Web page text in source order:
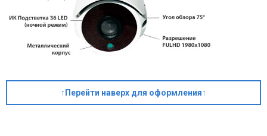
↑Перейти наверх для оформления↑